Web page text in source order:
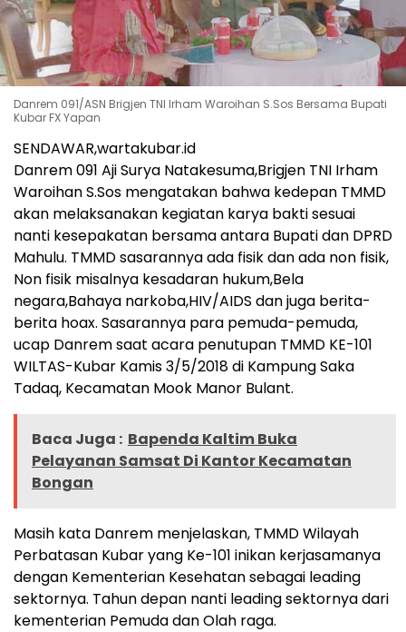
Danrem 091/ASN Brigjen TNI Irham Waroihan S.Sos Bersama Bupati
Kubar FX Yapan
SENDAWAR,wartakubar.id
Danrem 091 Aji Surya Natakesuma,Brigjen TNI Irham
Waroihan S.Sos mengatakan bahwa kedepan TMMD
akan melaksanakan kegiatan karya bakti sesuai
nanti kesepakatan bersama antara Bupati dan DPRD
Mahulu. TMMD sasarannya ada fisik dan ada non fisik,
Non fisik misalnya kesadaran hukum,Bela
negara,Bahaya narkoba,HIV/AIDS dan juga berita-
berita hoax. Sasarannya para pemuda-pemuda,
ucap Danrem saat acara penutupan TMMD KE-101
WILTAS-Kubar Kamis 3/5/2018 di Kampung Saka
Tadaq, Kecamatan Mook Manor Bulant.
Baca Juga : Bapenda Kaltim Buka
Pelayanan Samsat Di Kantor Kecamatan
Bongan
Masih kata Danrem menjelaskan, TMMD Wilayah
Perbatasan Kubar yang Ke-101 inikan kerjasamanya
dengan Kementerian Kesehatan sebagai leading
sektornya. Tahun depan nanti leading sektornya dari
kementerian Pemuda dan Olah raga.